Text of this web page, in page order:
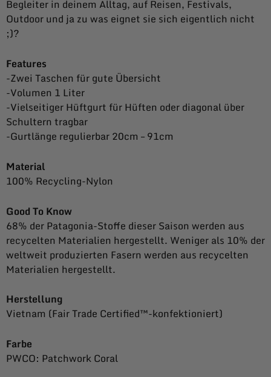
Begleiter in deinem Alltag, auf Reisen, Festivals,
Outdoor und ja zu was eignet sie sich eigentlich nicht
;)?
Features
-Zwei Taschen für gute Übersicht
-Volumen 1 Liter
-Vielseitiger Hüftgurt für Hüften oder diagonal über
Schultern tragbar
-Gurtlänge regulierbar 20cm – 91cm
Material
100% Recycling-Nylon
Good To Know
68% der Patagonia-Stoffe dieser Saison werden aus
recycelten Materialien hergestellt. Weniger als 10% der
weltweit produzierten Fasern werden aus recycelten
Materialien hergestellt.
Herstellung
Vietnam (Fair Trade Certified™-konfektioniert)
Farbe
PWCO: Patchwork Coral